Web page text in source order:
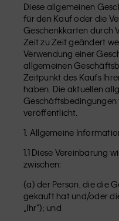
Diese allgemeinen
für den Kauf oder die
Geschenkkarten durch
Zeit zu Zeit geändert
Verwendung einer
allgemeinen
Zeitpunkt des Kaufs
haben. Die aktuellen
Geschäftsbedingungen
veröffentlicht.
1. Allgemeine
1.1 Diese Vereinbarung
zwischen:
(a) der Person, die die
gekauft hat und/oder
„Ihr“); und